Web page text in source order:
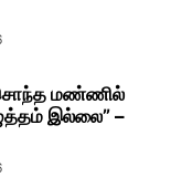
மண்ணில்
இல்லை” –